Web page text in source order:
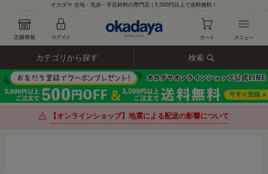
オカダヤ 生地・毛糸・手芸材料の専門店｜5,500円以上で送料無料！
カテゴリから探す 検索
【オンラインショップ】地震による配送の影響について